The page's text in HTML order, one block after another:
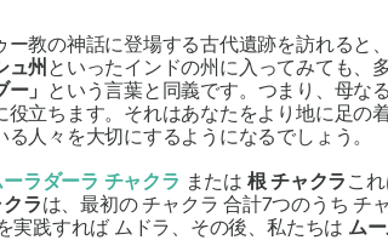
ー教の神話に登場する古代遺跡を訪れると
ュ州 といったインドの州に入ってみても、
ー」 という言葉と同義です。つまり、母な
役立ちます。それはあなたをより地に足
人々を大切にするようになるでしょう。
ーラダーラ チャクラ または 根チャクラ こ
ラは、最初のチャクラ 合計7つのうちチ
実践すれば ムドラ 、その後、私たちは ム